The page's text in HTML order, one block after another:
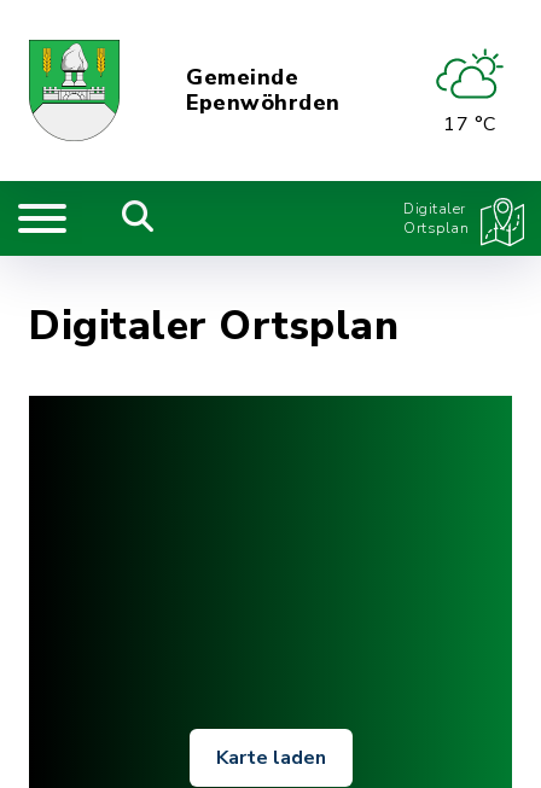
Gemeinde
Epenwöhrden
17 °C
Digitaler
Ortsplan
Digitaler Ortsplan
Karte laden